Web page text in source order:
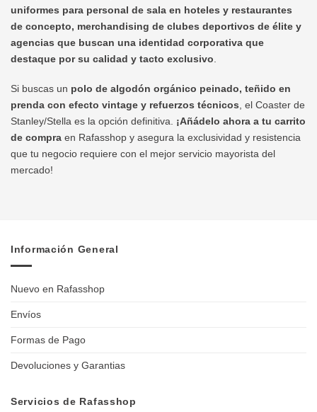
uniformes para personal de sala en hoteles y restaurantes
de concepto, merchandising de clubes deportivos de élite y
agencias que buscan una identidad corporativa que
destaque por su calidad y tacto exclusivo
Si buscas un polo de algodón orgánico peinado, teñido en
prenda con efecto vintage y refuerzos técnicos , el Coaster de
Stanley/Stella es la opción definitiva. ¡Añádelo ahora a tu carrito
de compra en Rafasshop y asegura la exclusividad y resistencia
que tu negocio requiere con el mejor servicio mayorista del
mercado!
Información General
Nuevo en Rafasshop
Envíos
Formas de Pago
Devoluciones y Garantias
Servicios de Rafasshop